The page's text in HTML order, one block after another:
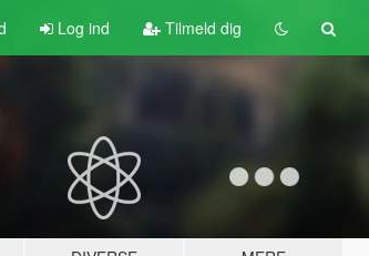
Log ind Tilmeld dig